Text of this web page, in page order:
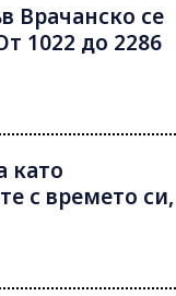
Врачанско се
1022 до 2286
като
с времето си,